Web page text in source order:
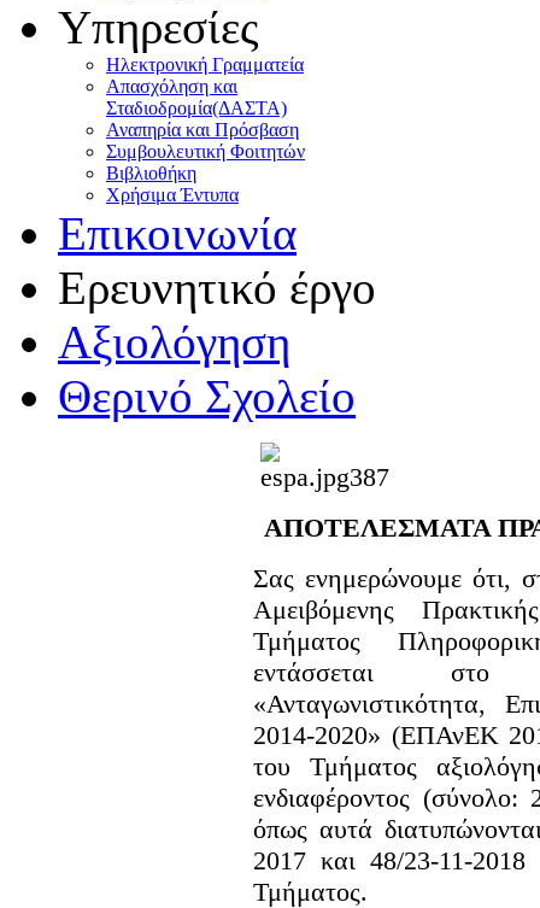
Υπηρεσίες
Ηλεκτρονική Γραμματεία
Απασχόληση και
Σταδιοδρομία(ΔΑΣΤΑ)
Αναπηρία και Πρόσβαση
Συμβουλευτική Φοιτητών
Βιβλιοθήκη
Χρήσιμα Έντυπα
Επικοινωνία
Ερευνητικό έργο
Αξιολόγηση
Θερινό Σχολείο
ΑΠΟΤΕΛΕΣΜΑΤΑ
Σας ενημερώνουμε ότι,
Αμειβόμενης
Τμήματος
εντάσσεται στο
«Ανταγωνιστικότητα,
2014-2020» (ΕΠΑνΕΚ
του Τμήματος
ενδιαφέροντος (σύνολο:
όπως αυτά
2017 και 48/23-11-2018
Τμήματος.